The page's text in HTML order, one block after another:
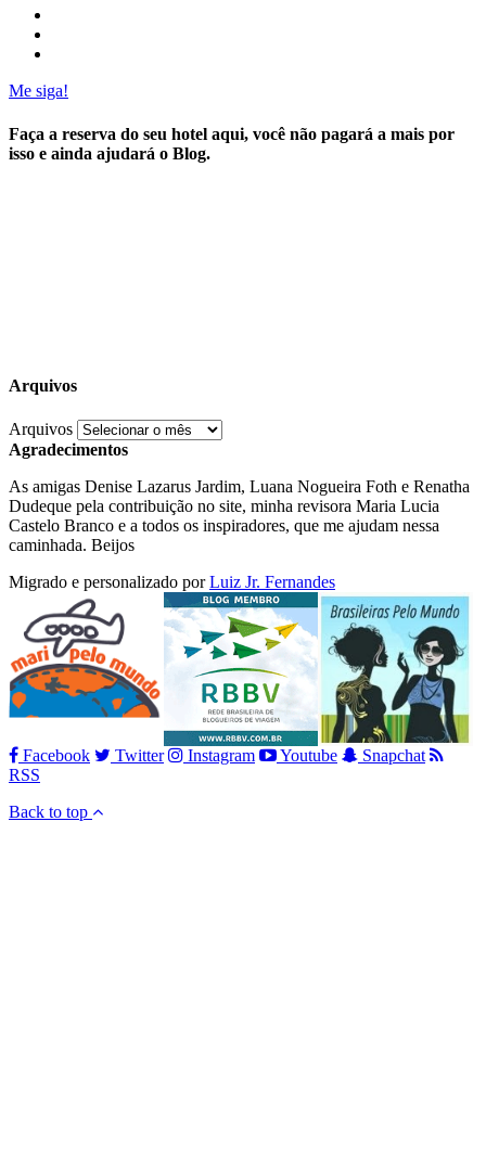
Me siga!
Faça a reserva do seu hotel aqui, você não pagará a mais por
isso e ainda ajudará o Blog.
Arquivos
Arquivos
Agradecimentos
As amigas Denise Lazarus Jardim, Luana Nogueira Foth e Renatha
Dudeque pela contribuição no site, minha revisora Maria Lucia
Castelo Branco e a todos os inspiradores, que me ajudam nessa
caminhada. Beijos
Migrado e personalizado porLuiz Jr. Fernandes
Facebook Twitter Instagram Youtube
Snapchat
RSS
Back to top